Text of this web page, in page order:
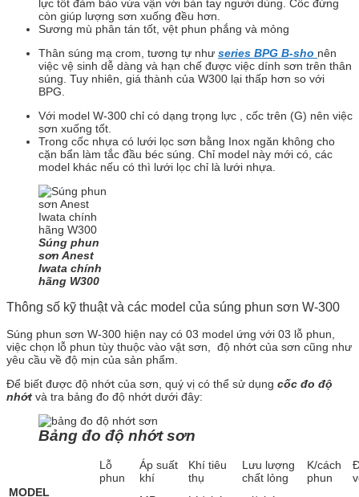
lực tốt đảm bảo vừa vận với bàn tay người dùng. Cốc đứng
còn giúp lượng sơn xuống đều hơn.
Sương mù phân tán tốt, vệt phun phắng và mỏng
Thân súng mạ crom, tương tự như series BPG B-sho nên
việc vệ sinh dễ dàng và hạn chế được việc dính sơn trên thân
súng. Tuy nhiên, giá thành của W300 lại thấp hơn so với
BPG.
Với model W-300 chỉ có dạng trọng lực , cốc trên (G) nên việc
sơn xuống tốt.
Trong cốc nhựa có lưới lọc sơn bằng Inox ngăn không cho
cặn bẩn làm tắc đầu béc súng. Chỉ model này mới có, các
model khác nếu có thì lưới lọc chỉ là lưới nhựa.
Súng phun
sơn Anest
Iwata chính
hãng W300
Thông số kỹ thuật và các model của súng phun sơn W-300
Súng phun sơn W-300 hiện nay có 03 model ứng với 03 lỗ phun,
việc chọn lỗ phun tùy thuộc vào vật sơn, độ nhớt của sơn cũng như
yêu cầu về độ mịn của sản phẩm.
Để biết được độ nhớt của sơn, quý vị có thể sử dụng cốc đo độ
nhớt và tra bảng đo độ nhớt dưới đây:
Bảng đo độ nhớt sơn
MODEL
Lỗ
phun
Áp suất
khí
Khí tiêu
thụ
Lưu lượng
chất lỏng
K/cách
phun